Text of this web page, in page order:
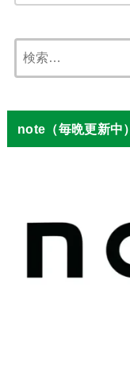
note（毎晩更新中）